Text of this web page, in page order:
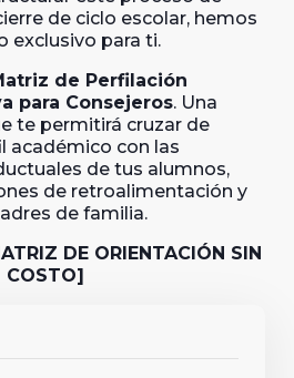
de ciclo escolar, hemos
exclusivo para ti.
de Perfilación
para Consejeros. Una
te permitirá cruzar de
académico con las
de tus alumnos,
de retroalimentación y
de familia.
DE ORIENTACIÓN SIN
COSTO]